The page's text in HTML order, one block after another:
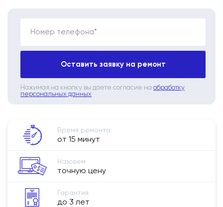
Номер телефона*
Оставить заявку на ремонт
Нажимая на кнопку вы даете согласие на обработку
персональных данных
Время ремонта
от 15 минут
Назовем
точную цену
Гарантия
до 3 лет